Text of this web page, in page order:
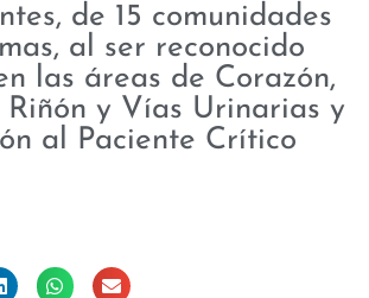
de 15 comunidades
al ser reconocido
las áreas de Corazón,
Riñón y Vías Urinarias y
al Paciente Crítico